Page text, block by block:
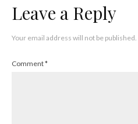
Leave a Reply
Your email address will not be published.
Comment*